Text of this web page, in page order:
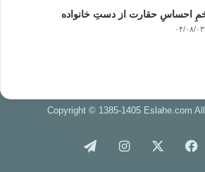
احساسِ حقارت از دستِ خانواده
۰۴/۰۸/۰۳
Copyright © 1385-1405 Eslahe.com
فیس اینستاگرام